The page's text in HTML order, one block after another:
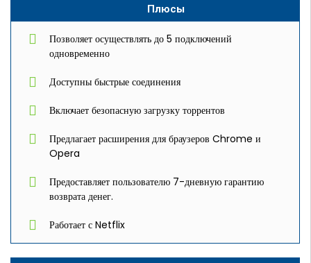
Плюсы
Позволяет осуществлять до 5 подключений
одновременно
Доступны быстрые соединения
Включает безопасную загрузку торрентов
Предлагает расширения для браузеров Chrome и
Opera
Предоставляет пользователю 7-дневную гарантию
возврата денег.
Работает с Netflix